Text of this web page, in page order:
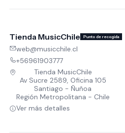
Tienda MusicChile Punto de recogida
web@musicchile.cl
+56961903777
Tienda MusicChile
Av Sucre 2589, Oficina 105
Santiago - Ñuñoa
Región Metropolitana - Chile
Ver más detalles